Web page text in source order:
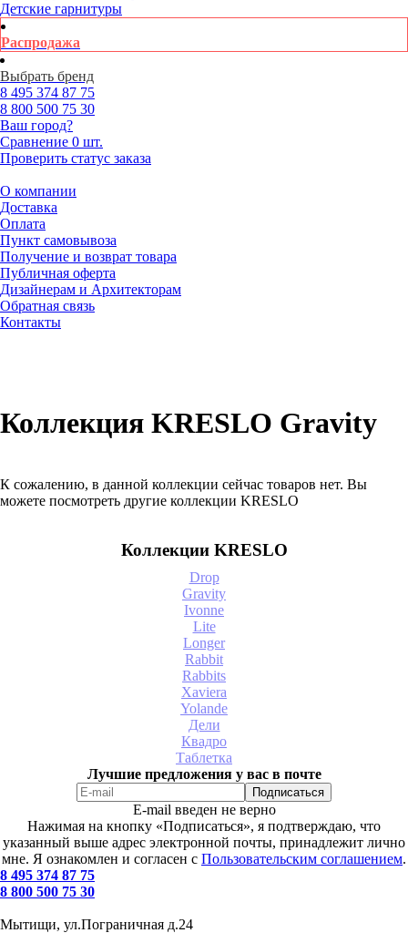
Детские гарнитуры
Распродажа
Выбрать бренд
8 495 374 87 75
8 800 500 75 30
Ваш город?
Сравнение 0 шт.
Проверить статус заказа
О компании
Доставка
Оплата
Пункт самовывоза
Получение и возврат товара
Публичная оферта
Дизайнерам и Архитекторам
Обратная связь
Контакты
Коллекция KRESLO Gravity
К сожалению, в данной коллекции сейчас товаров нет. Вы
можете посмотреть другие коллекции KRESLO
Коллекции KRESLO
Drop
Gravity
Ivonne
Lite
Longer
Rabbit
Rabbits
Xaviera
Yolande
Дели
Квадро
Таблетка
Лучшие предложения у вас в почте
E-mail введен не верно
Нажимая на кнопку «Подписаться», я подтверждаю, что
указанный выше адрес электронной почты, принадлежит лично
мне. Я ознакомлен и согласен с Пользовательским соглашением.
8 495 374 87 75
8 800 500 75 30
Мытищи, ул.Пограничная д.24